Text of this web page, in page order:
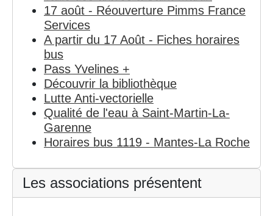
17 août - Réouverture Pimms France
Services
A partir du 17 Août - Fiches horaires
bus
Pass Yvelines +
Découvrir la bibliothèque
Lutte Anti-vectorielle
Qualité de l'eau à Saint-Martin-La-
Garenne
Horaires bus 1119 - Mantes-La Roche
Les associations présentent